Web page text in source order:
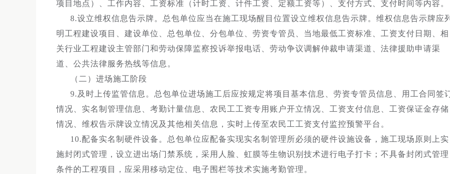
项目地点）、工作内容、工资标准（计时工资、计件工资、定额工资等）、支付方式、支付时间等内容。
8.设立维权信息告示牌。总包单位应当在施工现场醒目位置设立维权信息告示牌。维权信息告示牌应
明工程建设项目、建设单位、总包单位、分包单位、劳资专管员、当地最低工资标准、工资支付日期、相
关行业工程建设主管部门和劳动保障监察投诉举报电话、劳动争议调解仲裁申请渠道、法律援助申请渠
道、公共法律服务热线等信息。
（二）进场施工阶段
9.及时上传监管信息。总包单位进场施工后应按规定将项目基本信息、劳资专管员信息、用工合同签
情况、实名制管理信息、考勤计量信息、农民工工资专用账户开立情况、工资支付信息、工资保证金存储
情况、维权告示牌设立情况及其他相关信息，实时上传至农民工工资支付监控预警平台。
10.配备实名制硬件设备。总包单位应配备实现实名制管理所必须的硬件设施设备，施工现场原则上实
施封闭式管理，设立进出场门禁系统，采用人脸、虹膜等生物识别技术进行电子打卡；不具备封闭式管理
条件的工程项目，应采用移动定位、电子围栏等技术实施考勤管理。